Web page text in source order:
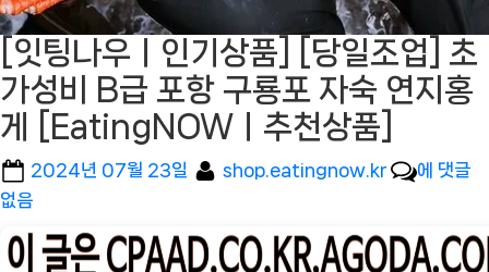
[잇팅나우ㅣ인기상품] [당일조업] 초
가성비 B급 포항 구룡포 자숙 연지홍
게 [EatingNOWㅣ추천상품]
Posted
on
2024년 07월 23일 By
shop.eatingnow.kr
[잇
우
에 댓글
없음